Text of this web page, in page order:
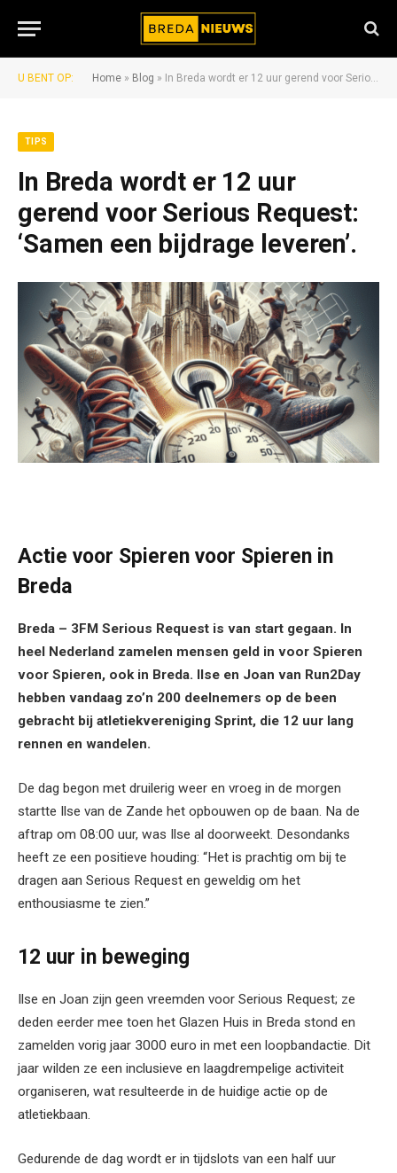
U BENT OP: Home » Blog » In Breda wordt er 12 uur gerend voor Serious Request: ‘Samen een bijdrage leveren’.
TIPS
In Breda wordt er 12 uur
gerend voor Serious Request:
‘Samen een bijdrage leveren’.
Actie voor Spieren voor Spieren in
Breda
Breda – 3FM Serious Request is van start gegaan. In
heel Nederland zamelen mensen geld in voor Spieren
voor Spieren, ook in Breda. Ilse en Joan van Run2Day
hebben vandaag zo’n 200 deelnemers op de been
gebracht bij atletiekvereniging Sprint, die 12 uur lang
rennen en wandelen.
De dag begon met druilerig weer en vroeg in de morgen
startte Ilse van de Zande het opbouwen op de baan. Na de
aftrap om 08:00 uur, was Ilse al doorweekt. Desondanks
heeft ze een positieve houding: “Het is prachtig om bij te
dragen aan Serious Request en geweldig om het
enthousiasme te zien.”
12 uur in beweging
Ilse en Joan zijn geen vreemden voor Serious Request; ze
deden eerder mee toen het Glazen Huis in Breda stond en
zamelden vorig jaar 3000 euro in met een loopbandactie. Dit
jaar wilden ze een inclusieve en laagdrempelige activiteit
organiseren, wat resulteerde in de huidige actie op de
atletiekbaan.
Gedurende de dag wordt er in tijdslots van een half uur